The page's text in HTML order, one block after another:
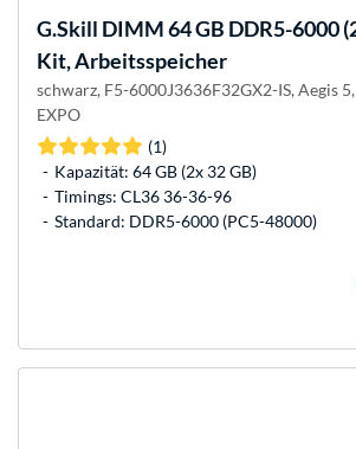
G.Skill DIMM 64 GB DDR5-6000
Kit, Arbeitsspeicher
schwarz, F5-6000J3636F32GX2-IS, Aegis
EXPO
(1)
Kapazität: 64 GB (2x 32 GB)
Timings: CL36 36-36-96
Standard: DDR5-6000 (PC5-48000)